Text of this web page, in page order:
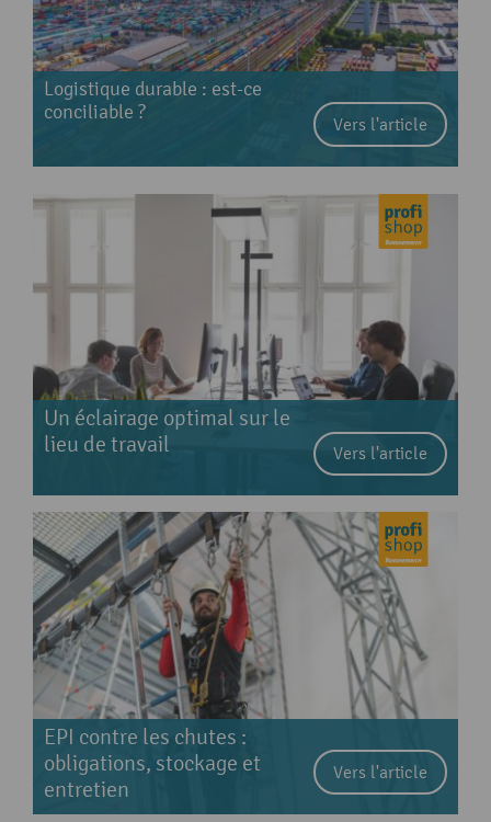
Logistique durable : est-ce
conciliable ?
Vers l'article
Un éclairage optimal sur le
lieu de travail
Vers l'article
EPI contre les chutes :
obligations, stockage et
entretien
Vers l'article